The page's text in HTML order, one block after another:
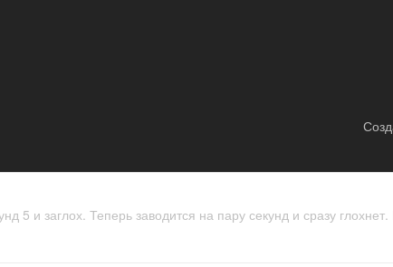
5 и заглох. Теперь заводится на пару секунд и сразу